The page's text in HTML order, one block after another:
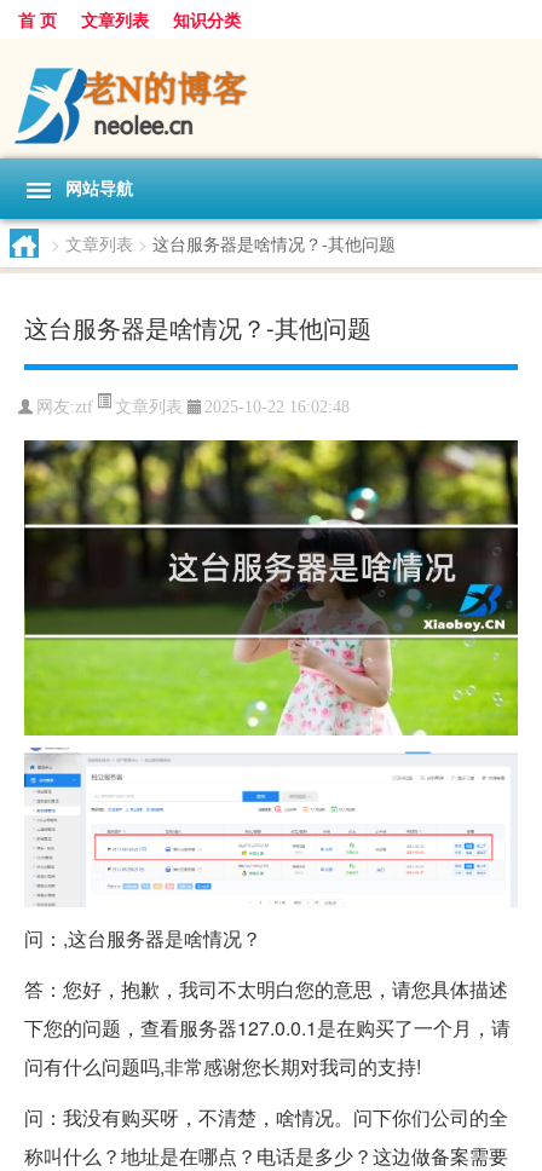
首 页 文章列表 知识分类
网站导航
> 文章列表 > 这台服务器是啥情况？-其他问题
这台服务器是啥情况？-其他问题
网友:ztf 文章列表 2025-10-22 16:02:48
问：,这台服务器是啥情况？
答：您好，抱歉，我司不太明白您的意思，请您具体描述
下您的问题，查看服务器127.0.0.1是在购买了一个月，请
问有什么问题吗,非常感谢您长期对我司的支持!
问：我没有购买呀，不清楚，啥情况。问下你们公司的全
称叫什么？地址是在哪点？电话是多少？这边做备案需要